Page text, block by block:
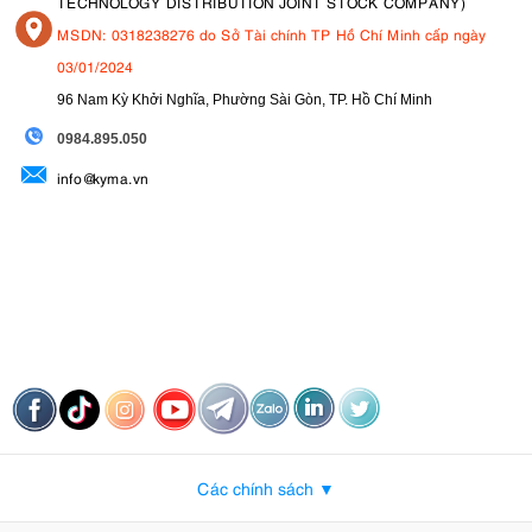
MSDN: 0318238276 do Sở Tài chính TP Hồ Chí Minh cấp ngày
03/01/2024
96 Nam Kỳ Khởi Nghĩa, Phường Sài Gòn, TP. Hồ Chí Minh
0984.895.050
info@kyma.vn
Các chính sách ▼